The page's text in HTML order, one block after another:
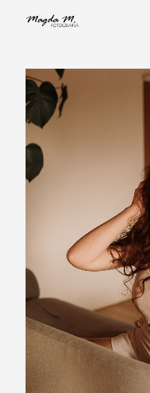
STRONA GŁÓWNA
POZNAJ MNIE
PORTFOLIO
FOTOHISTORIE
ALBUMY